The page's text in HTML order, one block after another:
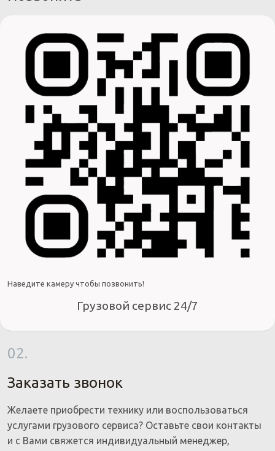
Наведите камеру чтобы позвонить!
Грузовой сервис 24/7
02.
Заказать звонок
Желаете приобрести технику или воспользоваться
услугами грузового сервиса? Оставьте свои контакты
и с Вами свяжется индивидуальный менеджер,